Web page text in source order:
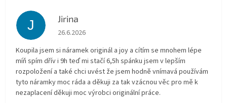
J Jirina
Hodnocení obchodu je 5 z 5 hvězdiček.
26.6.2026
Koupila jsem si náramek originál a joy a cítím se mnohem lépe
míň spím dřív i 9h teď mi stačí 6,5h spánku jsem v lepším
rozpoložení a také chci uvést že jsem hodně vnímavá používám
tyto náramky moc ráda a děkuji za tak vzácnou věc pro mě k
nezaplacení děkuji moc výrobci originální práce.